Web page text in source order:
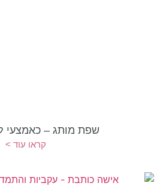
שפת מותג – כאמצעי
קראו עוד >